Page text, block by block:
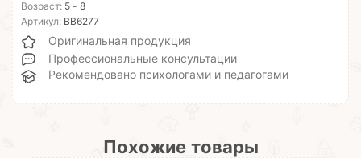
Возраст: 5 - 8
Артикул: ВВ6277
Оригинальная продукция
Профессиональные консультации
Рекомендовано психологами и педагогами
Похожие товары